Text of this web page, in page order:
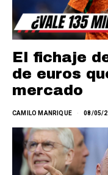
El fichaje
de euros
mercado
CAMILO MANRIQUE 08/05/